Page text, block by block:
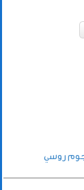
روسي